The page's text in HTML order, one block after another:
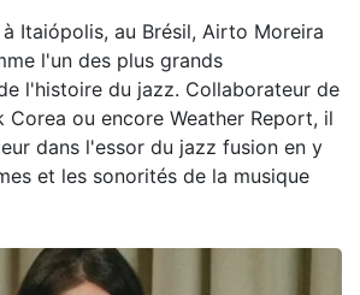
Itaiópolis, au Brésil, Airto Moreira
l'un des plus grands
l'histoire du jazz. Collaborateur de
Corea ou encore Weather Report, il
dans l'essor du jazz fusion en y
et les sonorités de la musique